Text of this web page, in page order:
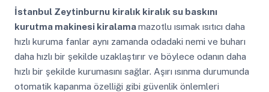
İstanbul Zeytinburnu kiralık kiralık su baskını
kurutma makinesi kiralamamazotlu ısımak ısıtıcı daha
hızlı kuruma fanlar aynı zamanda odadaki nemi ve buharı
daha hızlı bir şekilde uzaklaştırır ve böylece odanın daha
hızlı bir şekilde kurumasını sağlar. Aşırı ısınma durumunda
otomatik kapanma özelliği gibi güvenlik önlemleri